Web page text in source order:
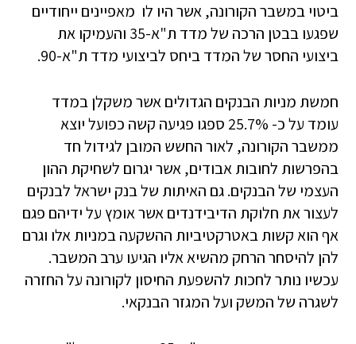
ביטוי במשבר הקורונה, אשר היו לו מאפיינים ייחודיים
שפגעו בבטן הרכה של מדד ת"א-35 והעמיקו את
ביצועי החסר של המדד ביחס לביצועי מדד ת"א-90.
חמשת מניות הבנקים הגדולים אשר משקלן במדד
עומד על כ- 25.7% ספגו פגיעה קשה כפועל יוצא
ממשבר הקורונה, לאור החשש המובן לגידול חד
בהפרשות לחובות אבודים, אשר יגרום לשחיקת ההון
העצמי של הבנקים. גם האיתות של בנק ישראל לבנקים
לעצור את חלוקת הדיבידנדים אשר אומץ על ידיהם פגם
אף הוא קשות באטרקטיביות ההשקעה במניות אלו וגרם
להן להיסחר הרחק מהשיא אליו הגיעו ערב המשבר.
עכשיו נותר לחכות להשפעת החיסון לקורונה על החזרה
לשגרה של המשק ועל המגזר הבנקאי.